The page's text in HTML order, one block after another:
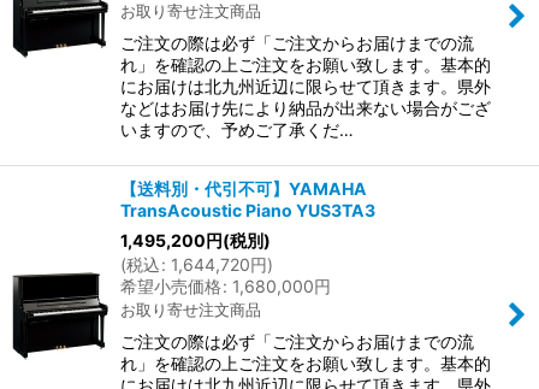
お取り寄せ注文商品
ご注文の際は必ず「ご注文からお届けまでの流
れ」を確認の上ご注文をお願い致します。基本的
にお届けは北九州近辺に限らせて頂きます。県外
などはお届け先により納品が出来ない場合がござ
いますので、予めご了承くだ…
【送料別・代引不可】YAMAHA
TransAcoustic Piano YUS3TA3
1,495,200 円(税別)
(税込: 1,644,720円)
希望小売価格: 1,680,000円
お取り寄せ注文商品
ご注文の際は必ず「ご注文からお届けまでの流
れ」を確認の上ご注文をお願い致します。基本的